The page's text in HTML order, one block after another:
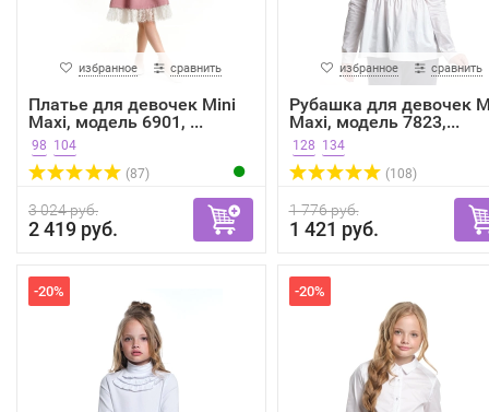
избранное сравнить
Платье для девочек Mini
Maxi, модель 6901, ...
98 104
(87)
3 024 руб.
2 419 руб.
избранное сравнить
Рубашка для девочек
Maxi, модель 7823,...
128 134
(108)
1 776 руб.
1 421 руб.
-20% -20%